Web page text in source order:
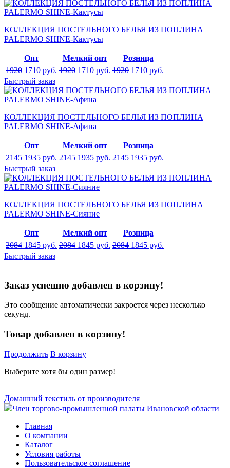
КОЛЛЕКЦИЯ ПОСТЕЛЬНОГО БЕЛЬЯ ИЗ ПОПЛИНА
PALERMO SHINE-Кактусы
Опт Мелкий опт
Розница
1920 1710 руб. 1920 1710 руб. 1920 1710 руб.
Быстрый заказ
КОЛЛЕКЦИЯ ПОСТЕЛЬНОГО БЕЛЬЯ ИЗ ПОПЛИНА
PALERMO SHINE-Афина
Опт Мелкий опт
Розница
2145 1935 руб. 2145 1935 руб. 2145 1935 руб.
Быстрый заказ
КОЛЛЕКЦИЯ ПОСТЕЛЬНОГО БЕЛЬЯ ИЗ ПОПЛИНА
PALERMO SHINE-Сияние
Опт Мелкий опт
Розница
2084 1845 руб. 2084 1845 руб. 2084 1845 руб.
Быстрый заказ
Заказ успешно добавлен в корзину!
Это сообщение автоматически закроется через несколько
секунд.
Товар добавлен в корзину!
Продолжить В корзину
Выберите хотя бы один размер!
Домашний текстиль от производителя
Член торгово-промышленной палаты Ивановской области
Главная
О компании
Каталог
Условия работы
Пользовательское соглашение